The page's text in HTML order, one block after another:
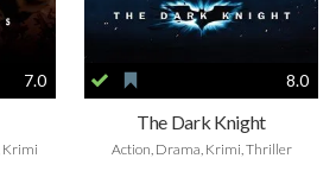
7.0
Krimi
8.0
The Dark Knight
Action, Drama, Krimi, Thriller